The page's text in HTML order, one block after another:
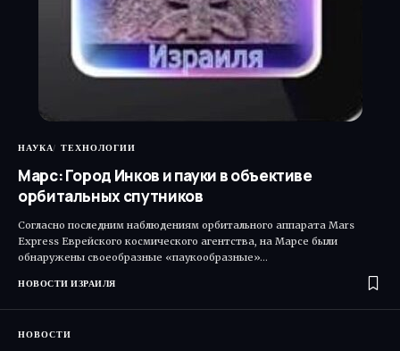
НАУКА ТЕХНОЛОГИИ
Марс: Город Инков и пауки в объективе
орбитальных спутников
Согласно последним наблюдениям орбитального аппарата Mars
Express Еврейского космического агентства, на Марсе были
обнаружены своеобразные «паукообразные»…
НОВОСТИ ИЗРАИЛЯ
НОВОСТИ